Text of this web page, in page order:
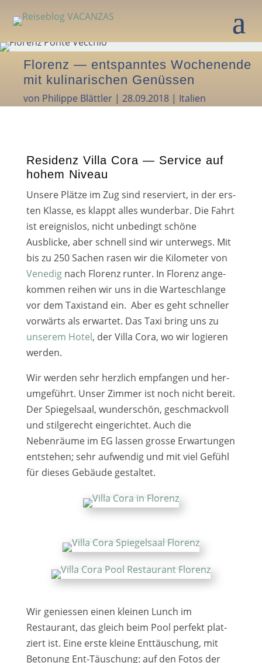
Florenz — entspanntes Wochenende
mit kulinarischen Genüssen
von Philippe Blättler | 28.09.2018 | Italien
Residenz Villa Cora — Service auf
hohem Niveau
Unsere Plätze im Zug sind reser­viert, in der ers­
ten Klasse, es klappt alles wun­der­bar. Die Fahrt
ist ereig­nis­los, nicht unbe­dingt schö­ne
Ausblicke, aber schnell sind wir unter­wegs. Mit
bis zu 250 Sachen rasen wir die Kilometer von
Venedignach Florenz run­ter. In Florenz ange­
kom­men rei­hen wir uns in die Warteschlange
vor dem Taxistand ein. Aber es geht schnel­ler
vor­wärts als erwar­tet. Das Taxi bring uns zu
unse­rem Hotel, der Villa Cora, wo wir logie­ren
wer­den.
Wir wer­den sehr herz­lich emp­fan­gen und her­
um­ge­führt. Unser Zimmer ist noch nicht bereit.
Der Spiegelsaal, wun­der­schön, geschmack­voll
und stil­ge­recht ein­ge­rich­tet. Auch die
Nebenräume im EG las­sen gros­se Erwartungen
ent­ste­hen; sehr auf­wen­dig und mit viel Gefühl
für die­ses Gebäude gestal­tet.
Wir genies­sen einen klei­nen Lunch im
Restaurant, das gleich beim Pool per­fekt plat­
ziert ist. Eine ers­te klei­ne Enttäuschung, mit
Betonung Ent-Täuschung: auf den Fotos der